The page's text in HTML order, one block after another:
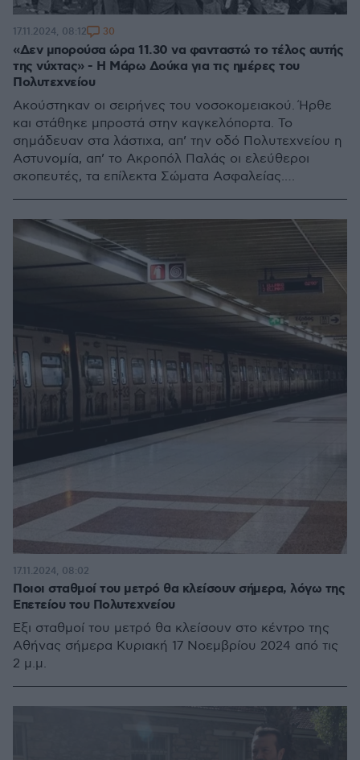
«Δεν μπορούσα ώρα 11.30 να φανταστώ το τέλος αυτής
της νύχτας» - Η Μάρω Δούκα για τις ημέρες του
Πολυτεχνείου
Ακούστηκαν οι σειρήνες του νοσοκομειακού. Ήρθε
και στάθηκε μπροστά στην καγκελόπορτα. Το
σημάδευαν στα λάστιχα, απ’ την οδό Πολυτεχνείου η
Αστυνομία, απ’ το Ακροπόλ Παλάς οι ελεύθεροι
σκοπευτές, τα επίλεκτα Σώματα Ασφαλείας.
17.11.2024, 08:12 30
Ποιοι σταθμοί του μετρό θα κλείσουν σήμερα, λόγω της
Επετείου του Πολυτεχνείου
Έξι σταθμοί του μετρό θα κλείσουν στο κέντρο της
Αθήνας σήμερα Κυριακή 17 Νοεμβρίου 2024 από τις
2 μ.μ.
17.11.2024, 08:02